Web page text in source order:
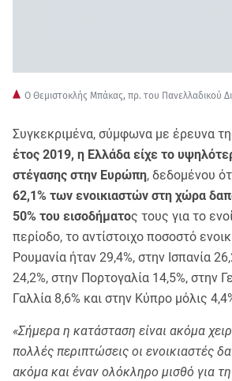
Ο Θεμιστοκλής Μπάκας, πρ. του Πανελλαδικού
Συγκεκριμένα, σύμφωνα με έρευνα
έτος 2019, η Ελλάδα είχε το
στέγασης στην Ευρώπη, δεδομένου
62,1% των ενοικιαστών στη χώρα
50% του εισοδήματος τους για το
περίοδο, το αντίστοιχο ποσοστό
Ρουμανία ήταν 29,4%, στην Ισπανία
24,2%, στην Πορτογαλία 14,5%, στην
Γαλλία 8,6% και στην Κύπρο μόλις
«Σήμερα η κατάσταση είναι ακόμα
πολλές περιπτώσεις οι ενοικιαστές
ακόμα και έναν ολόκληρο μισθό για